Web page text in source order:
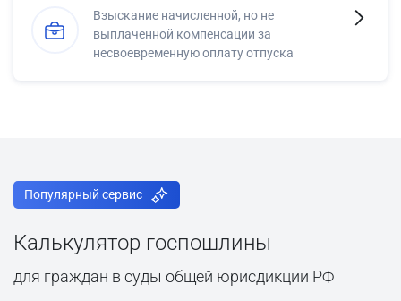
Взыскание начисленной, но не
выплаченной компенсации за
несвоевременную оплату отпуска
Популярный сервис
Калькулятор госпошлины
для граждан в суды общей юрисдикции РФ